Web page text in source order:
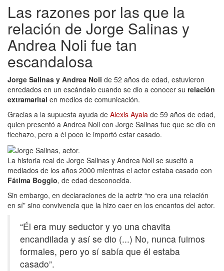
Las razones por las que la
relación de Jorge Salinas y
Andrea Noli fue tan
escandalosa
Jorge Salinas y Andrea Noli de 52 años de edad, estuvieron
enredados en un escándalo cuando se dio a conocer su relación
extramarital en medios de comunicación.
Gracias a la supuesta ayuda de Alexis Ayala de 59 años de edad,
quien presentó a Andrea Noli con Jorge Salinas fue que se dio en
flechazo, pero a él poco le importó estar casado.
La historia real de Jorge Salinas y Andrea Noli se suscitó a
mediados de los años 2000 mientras el actor estaba casado con
Fátima Boggio, de edad desconocida.
Sin embargo, en declaraciones de la actriz “no era una relación
en sí” sino convivencia que la hizo caer en los encantos del actor.
“Él era muy seductor y yo una chavita
encandilada y así se dio (...) No, nunca fuimos
formales, pero yo sí sabía que él estaba
casado”.